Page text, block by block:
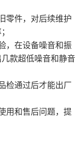
零件，对后续维护
，在设备噪音和振
款超低噪音和静音
检通过后才能出厂
用和售后问题，提